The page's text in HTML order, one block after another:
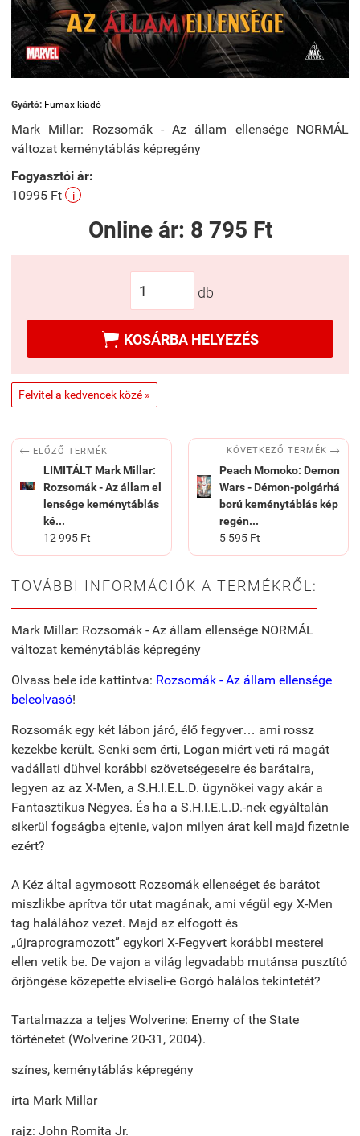
Gyártó: Fumax kiadó
Mark Millar: Rozsomák - Az állam ellensége NORMÁL
változat keménytáblás képregény
Fogyasztói ár:
10995 Ft
i
Online ár: 8 795 Ft
db
 KOSÁRBA HELYEZÉS
Felvitel a kedvencek közé »
 ELŐZŐ TERMÉK
LIMITÁLT Mark Millar:
Rozsomák - Az állam el
lensége keménytáblás
ké...
12 995 Ft
KÖVETKEZŐ TERMÉK 
Peach Momoko: Demon
Wars - Démon-polgárhá
ború keménytáblás kép
regén...
5 595 Ft
TOVÁBBI INFORMÁCIÓK A TERMÉKRŐL:
Mark Millar: Rozsomák - Az állam ellensége NORMÁL
változat keménytáblás képregény
Olvass bele ide kattintva: Rozsomák - Az állam ellensége
beleolvasó!
Rozsomák egy két lábon járó, élő fegyver… ami rossz
kezekbe került. Senki sem érti, Logan miért veti rá magát
vadállati dühvel korábbi szövetségeseire és barátaira,
legyen az az X-Men, a S.H.I.E.L.D. ügynökei vagy akár a
Fantasztikus Négyes. És ha a S.H.I.E.L.D.-nek egyáltalán
sikerül fogságba ejtenie, vajon milyen árat kell majd fizetnie
ezért?
A Kéz által agymosott Rozsomák ellenséget és barátot
miszlikbe aprítva tör utat magának, ami végül egy X-Men
tag halálához vezet. Majd az elfogott és
„újraprogramozott” egykori X-Fegyvert korábbi mesterei
ellen vetik be. De vajon a világ legvadabb mutánsa pusztító
őrjöngése közepette elviseli-e Gorgó halálos tekintetét?
Tartalmazza a teljes Wolverine: Enemy of the State
történetet (Wolverine 20-31, 2004).
színes, keménytáblás képregény
írta Mark Millar
rajz: John Romita Jr.